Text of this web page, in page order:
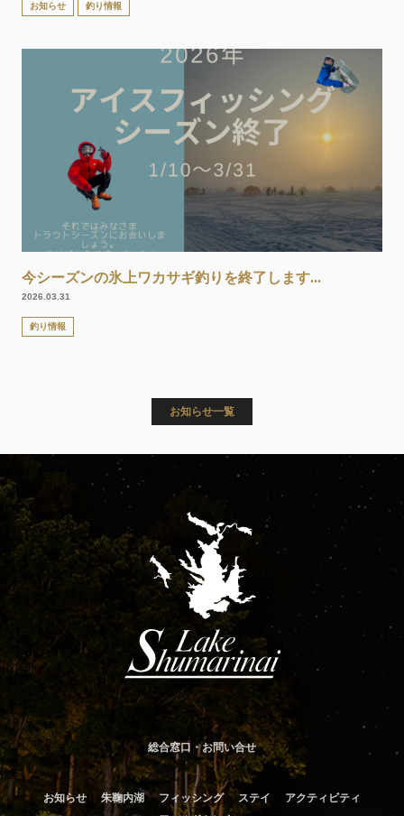
お知らせ 釣り情報
今シーズンの氷上ワカサギ釣りを終了します...
2026.03.31
釣り情報
お知らせ一覧
総合窓口・お問い合せ
お知らせ 朱鞠内湖 フィッシング ステイ
アクティビティ